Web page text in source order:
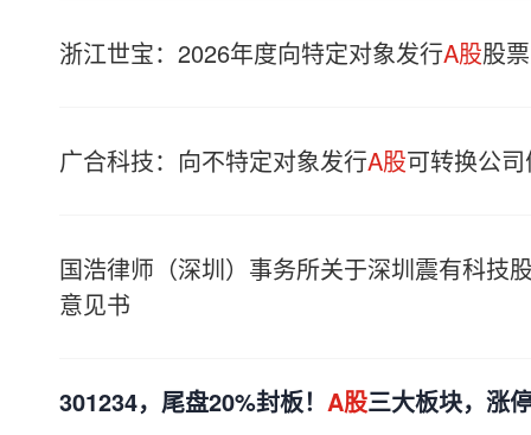
浙江世宝：2026年度向特定对象发行A股股
广合科技：向不特定对象发行A股可转换公
国浩律师（深圳）事务所关于深圳震有科技
意见书
301234，尾盘20%封板！ A股三大板块，涨